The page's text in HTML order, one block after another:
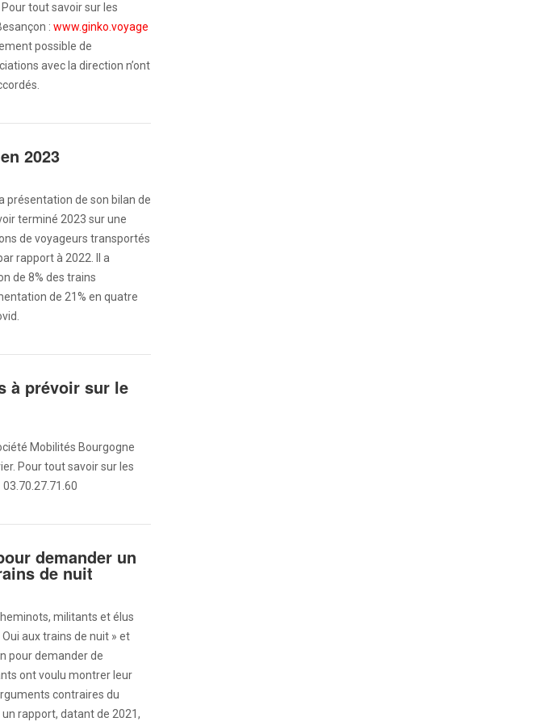
tout savoir sur les
: www.ginko.voyage
possible de
avec la direction n’ont
2023
présentation de son bilan de
terminé 2023 sur une
de voyageurs transportés
rapport à 2022. Il a
de 8% des trains
de 21% en quatre
à prévoir sur le
Mobilités Bourgogne
Pour tout savoir sur les
demander un
de nuit
militants et élus
aux trains de nuit » et
pour demander de
ont voulu montrer leur
contraires du
rapport, datant de 2021,